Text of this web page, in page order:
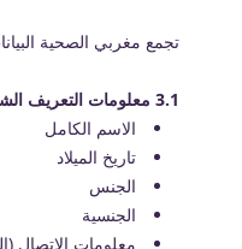
تجمع مغربي الصحية
3.1 معلومات التعريف الشخصية
الاسم الكامل
تاريخ الميلاد
الجنس
الجنسية
معلومات الاتصال